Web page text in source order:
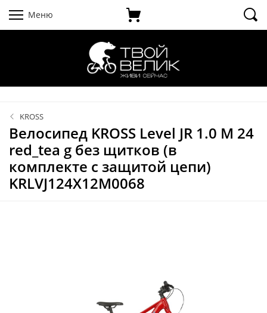
Меню
KROSS
Велосипед KROSS Level JR 1.0 M 24
red_tea g без щитков (в
комплекте с защитой цепи)
KRLVJ124X12M0068